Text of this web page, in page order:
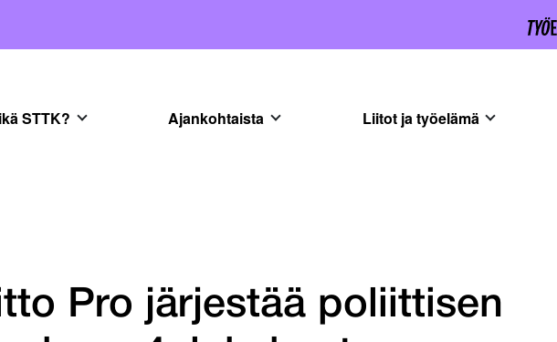
STTK? Ajankohtaista Liitot ja työelämä
Pro järjestää poliittisen